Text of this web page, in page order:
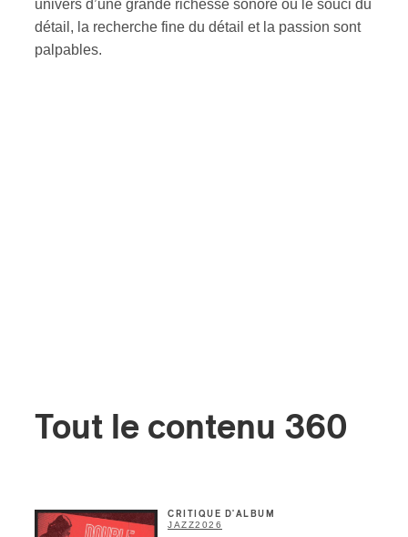
univers d’une grande richesse sonore où le souci du
détail, la recherche fine du détail et la passion sont
palpables.
Tout le contenu 360
CRITIQUE D'ALBUM
JAZZ2026